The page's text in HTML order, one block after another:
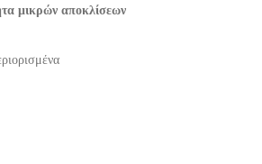
μικρών αποκλίσεων